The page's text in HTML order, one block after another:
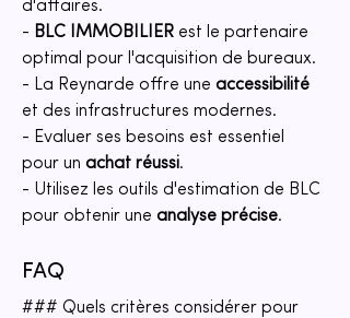
d'affaires.
- BLC IMMOBILIER est le partenaire
optimal pour l'acquisition de bureaux.
- La Reynarde offre une accessibilité
et des infrastructures modernes.
- Evaluer ses besoins est essentiel
pour un achat réussi.
- Utilisez les outils d'estimation de BLC
pour obtenir une analyse précise.
FAQ
### Quels critères considérer pour